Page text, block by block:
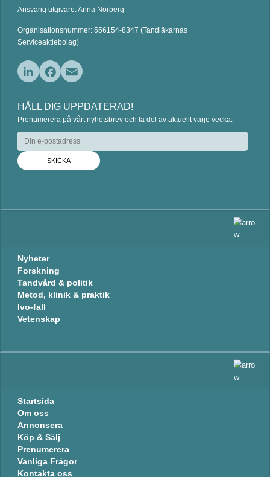
Ansvarig utgivare: Anna Norberg
Organisationsnummer: 556154-8347 (Tandläkarnas
Serviceaktiebolag)
n
k
n
c
e
o
o
k
a
i
HÅLL DIG UPPDATERAD!
Prenumerera på vårt nyhetsbrev och ta del av aktuellt varje vecka.
Nyheter
Forskning
Tandvård & politik
Metod, klinik & praktik
Ivo-fall
Vetenskap
Startsida
Om oss
Annonsera
Köp & Sälj
Prenumerera
Vanliga Frågor
Kontakta oss